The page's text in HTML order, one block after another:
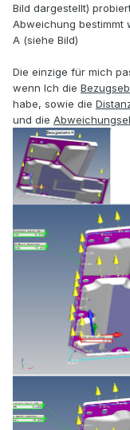
Bild dargestellt)
Abweichung bestimmt
A (siehe Bild)
Die einzige für mich
wenn Ich die
habe, sowie die
und die